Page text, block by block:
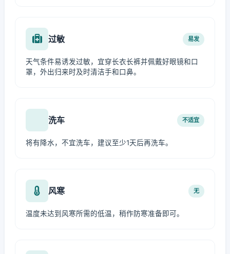
过敏 易发
天气条件易诱发过敏，宜穿长衣长裤并佩戴好眼镜和口
罩，外出归来时及时清洁手和口鼻。
洗车 不适宜
将有降水，不宜洗车，建议至少1天后再洗车。
风寒 无
温度未达到风寒所需的低温，稍作防寒准备即可。